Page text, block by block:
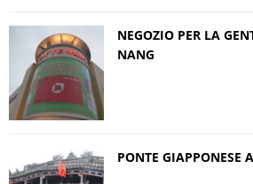
NEGOZIO PER LA
NANG
PONTE GIAPPONESE